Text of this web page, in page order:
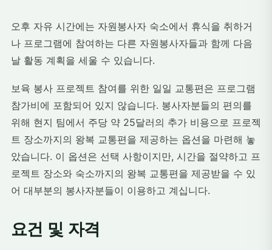
오후 자유 시간에는 자원봉사자 숙소에서 휴식을 취하거
나 프로그램에 참여하는 다른 자원봉사자들과 함께 다음
날 활동 계획을 세울 수 있습니다.
보육 봉사 프로젝트 참여를 위한 일일 교통편은 프로그램
참가비에 포함되어 있지 않습니다. 봉사자분들의 편의를
위해 현지 팀에서 주당 약 25달러의 추가 비용으로 프로젝
트 장소까지의 왕복 교통편을 제공하는 옵션을 마련해 놓
았습니다. 이 옵션은 선택 사항이지만, 시간을 절약하고 프
로젝트 장소와 숙소까지의 왕복 교통편을 제공받을 수 있
어 대부분의 봉사자분들이 이용하고 계십니다.
요건 및 자격